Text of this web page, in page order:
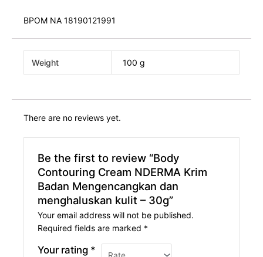
BPOM NA 18190121991
Weight 100 g
There are no reviews yet.
Be the first to review “Body
Contouring Cream NDERMA Krim
Badan Mengencangkan dan
menghaluskan kulit – 30g”
Your email address will not be published.
Required fields are marked *
Your rating *